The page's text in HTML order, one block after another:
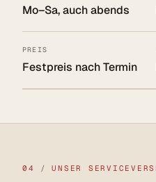
Mo–Sa, auch abends
PREIS
Festpreis nach Termin
04 / UNSER